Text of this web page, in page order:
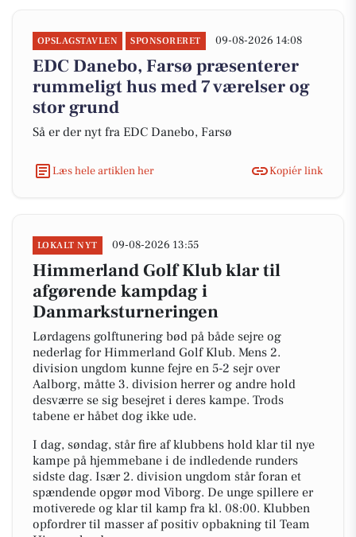
OPSLAGSTAVLEN SPONSORERET 09-08-2026 14:08
EDC Danebo, Farsø præsenterer
rummeligt hus med 7 værelser og
stor grund
Så er der nyt fra EDC Danebo, Farsø
Læs hele artiklen her Kopiér link
LOKALT NYT 09-08-2026 13:55
Himmerland Golf Klub klar til
afgørende kampdag i
Danmarksturneringen
Lørdagens golftunering bød på både sejre og
nederlag for Himmerland Golf Klub. Mens 2.
division ungdom kunne fejre en 5-2 sejr over
Aalborg, måtte 3. division herrer og andre hold
desværre se sig besejret i deres kampe. Trods
tabene er håbet dog ikke ude.
I dag, søndag, står fire af klubbens hold klar til nye
kampe på hjemmebane i de indledende runders
sidste dag. Især 2. division ungdom står foran et
spændende opgør mod Viborg. De unge spillere er
motiverede og klar til kamp fra kl. 08:00. Klubben
opfordrer til masser af positiv opbakning til Team